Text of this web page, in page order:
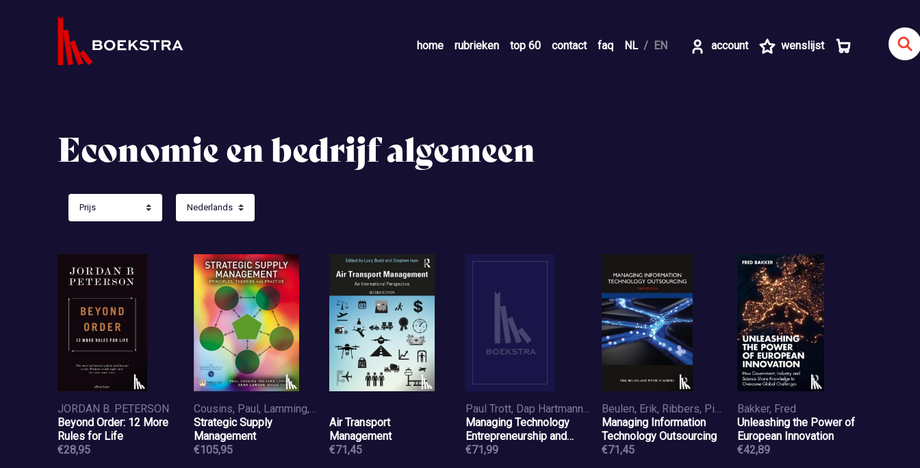
home rubrieken top 60 contact faq NL EN account wenslijst
Economie en bedrijf algemeen
JORDAN B. PETERSON
Beyond Order: 12 More
Rules for Life
€28,95
Cousins, Paul, Lamming, Richard, Lawson, Benn, Squire, Brian
Strategic Supply
Management
€105,95
Air Transport
Management
€71,45
Paul Trott, Dap Hartmann, Patrick van der Duin, Victor Scholten
Managing Technology
Entrepreneurship and
Innovation
€71,99
Beulen, Erik, Ribbers, Pieter M.
Managing Information
Technology Outsourcing
€71,45
Bakker, Fred
Unleashing the Power of
European Innovation
€42,89